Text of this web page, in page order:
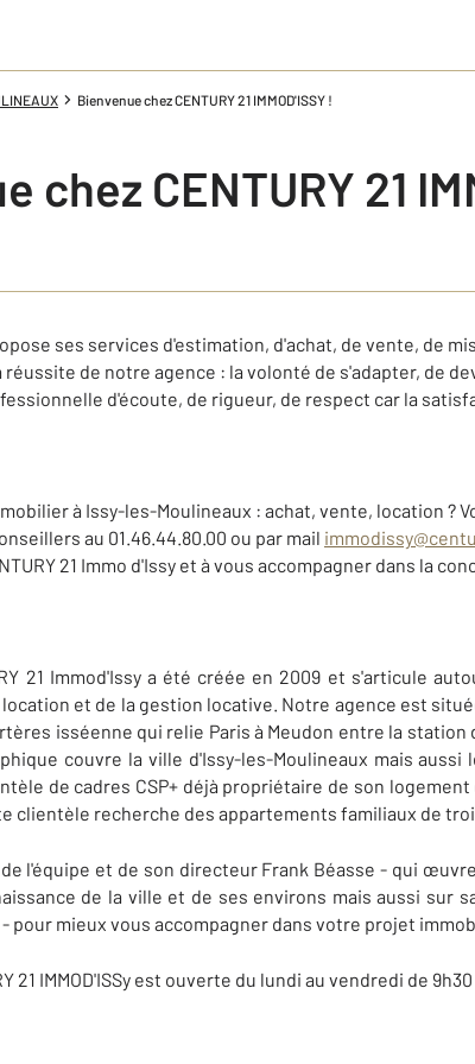
Bienvenue chez CENTURY 21 IMMOD'ISSY !
chez CENTURY 21
ses services d'estimation, d'achat, de vente, de
réussite de notre agence : la volonté de s'adapter, de
d'écoute, de rigueur, de respect car la
à Issy-les-Moulineaux : achat, vente, location ?
au 01.46.44.80.00 ou par mail
21 Immo d'Issy et à vous accompagner dans la
21 Immod'Issy a été créée en 2009 et s'articule
et de la gestion locative. Notre agence est
isséenne qui relie Paris à Meudon entre la station
couvre la ville d'Issy-les-Moulineaux mais aussi
de cadres CSP+ déjà propriétaire de son
clientèle recherche des appartements familiaux de
l'équipe et de son directeur Frank Béasse - qui œuvre
de la ville et de ses environs mais aussi sur
pour mieux vous accompagner dans votre projet
21 IMMOD'ISSy est ouverte du lundi au vendredi de